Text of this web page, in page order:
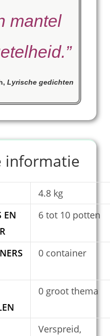
mantel
”
,Lyrische gedichten
informatie
4.8 kg
EN
6 tot 10 potten
0 container
0 groot thema
Verspreid,